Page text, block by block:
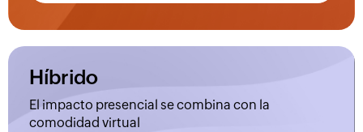
Híbrido
El impacto presencial se combina con la
comodidad virtual